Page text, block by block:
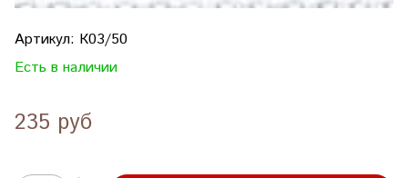
Артикул: К03/50
Есть в наличии
235 руб